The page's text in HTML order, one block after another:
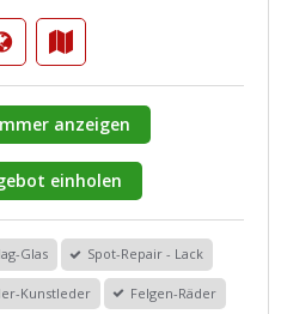
anzeigen
einholen
Glas Spot-Repair - Lack
Kunstleder Felgen-Räder